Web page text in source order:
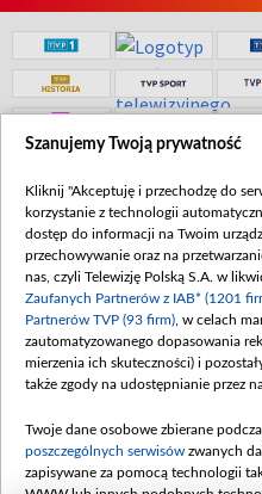
© 2026 Telewizja
Szanujemy Twoją prywatność
Kliknij "Akceptuję i przechodzę do
korzystanie z technologii
dostęp do informacji na Twoim
przechowywanie oraz na
nas, czyli Telewizję Polską S.A. w
Zaufanych Partnerów z IAB* (1201
Partnerów TVP (93 firm) , w celach
zautomatyzowanego dopasowania
mierzenia ich skuteczności) i
także zgody na udostępnianie przez
Twoje dane osobowe zbierane
poszczególnych serwisów zwanych
zapisywane za pomocą technologii